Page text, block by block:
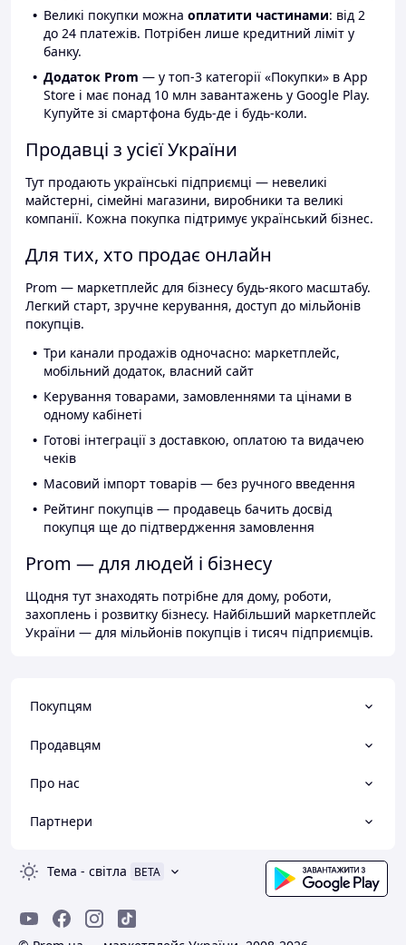
Великі покупки можна оплатити частинами: від 2
до 24 платежів. Потрібен лише кредитний ліміт у
банку.
Додаток Prom — у топ-3 категорії «Покупки» в App
Store і має понад 10 млн завантажень у Google Play.
Купуйте зі смартфона будь-де і будь-коли.
Продавці з усієї України
Тут продають українські підприємці — невеликі
майстерні, сімейні магазини, виробники та великі
компанії. Кожна покупка підтримує український бізнес.
Для тих, хто продає онлайн
Prom — маркетплейс для бізнесу будь-якого масштабу.
Легкий старт, зручне керування, доступ до мільйонів
покупців.
Три канали продажів одночасно: маркетплейс,
мобільний додаток, власний сайт
Керування товарами, замовленнями та цінами в
одному кабінеті
Готові інтеграції з доставкою, оплатою та видачею
чеків
Масовий імпорт товарів — без ручного введення
Рейтинг покупців — продавець бачить досвід
покупця ще до підтвердження замовлення
Prom — для людей і бізнесу
Щодня тут знаходять потрібне для дому, роботи,
захоплень і розвитку бізнесу. Найбільший маркетплейс
України — для мільйонів покупців і тисяч підприємців.
Покупцям
Продавцям
Про нас
Партнери
Тема - світла BETA